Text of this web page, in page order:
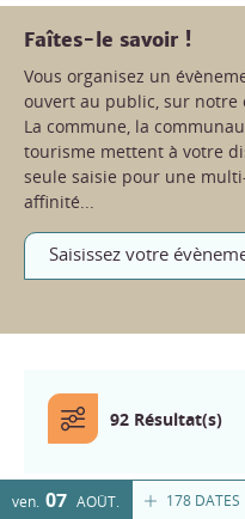
Faîtes-le savoir !
Vous organisez un
ouvert au public, sur notre
La commune, la
tourisme mettent à votre
seule saisie pour une
affinité...
Saisissez votre
92 Résultat(s)
178 DATES
ven. 07 AOÛT